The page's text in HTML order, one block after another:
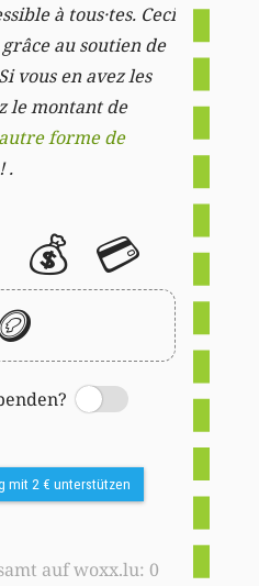
à tous·tes. Ceci
au soutien de
vous en avez les
le montant de
forme de
.
💰 💳
Switch
mit 2 € unterstützen
auf woxx.lu: 0